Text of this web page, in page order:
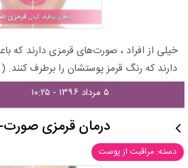
خیلی از افراد ، صورت‌های قرمزی دارند که
دارند که رنگ قرمز پوستشان را برطرف
۵ مرداد ۱۳۹۶ - ۱۰:۲۵
درمان قرمزی
دسته: مراقبت از پوست